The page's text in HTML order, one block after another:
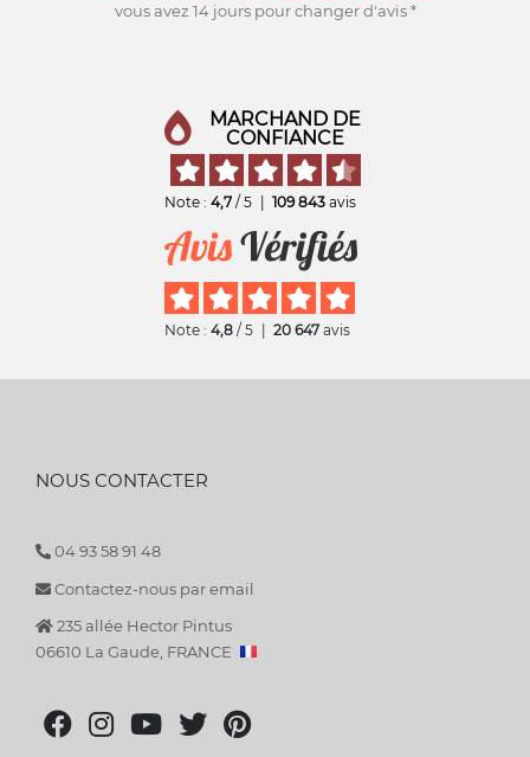
vous avez 14 jours pour changer d'avis *
MARCHAND DE
CONFIANCE
Note : 4,7 / 5 109 843 avis
Note : 4,8 / 5 20 647 avis
NOUS CONTACTER
04 93 58 91 48
Contactez-nous par email
235 allée Hector Pintus
06610 La Gaude, FRANCE